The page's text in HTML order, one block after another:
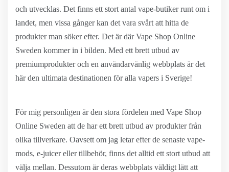
och utvecklas. Det finns ett stort antal vape-butiker runt om i
landet, men vissa gånger kan det vara svårt att hitta de
produkter man söker efter. Det är där Vape Shop Online
Sweden kommer in i bilden. Med ett brett utbud av
premiumprodukter och en användarvänlig webbplats är det
här den ultimata destinationen för alla vapers i Sverige!
För mig personligen är den stora fördelen med Vape Shop
Online Sweden att de har ett brett utbud av produkter från
olika tillverkare. Oavsett om jag letar efter de senaste vape-
mods, e-juicer eller tillbehör, finns det alltid ett stort utbud att
välja mellan. Dessutom är deras webbplats väldigt lätt att